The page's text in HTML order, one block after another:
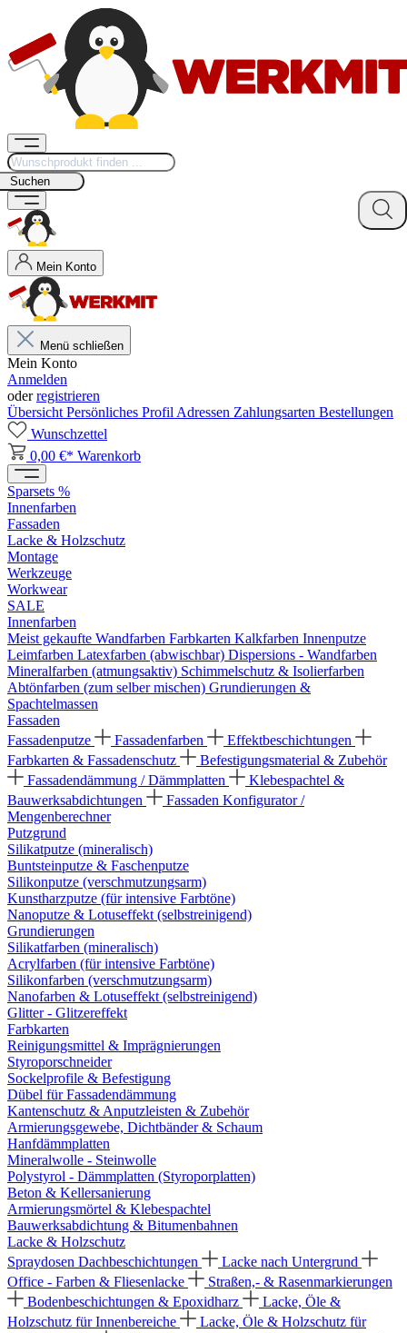
Suchen
Mein Konto
Menü schließen
Mein Konto
Anmelden
oderregistrieren
Übersicht Persönliches Profil Adressen Zahlungsarten Bestellungen
Wunschzettel
0,00 €* Warenkorb
Sparsets %
Innenfarben
Fassaden
Lacke & Holzschutz
Montage
Werkzeuge
Workwear
SALE
Innenfarben
Meist gekaufte Wandfarben Farbkarten Kalkfarben Innenputze
Leimfarben Latexfarben (abwischbar) Dispersions - Wandfarben
Mineralfarben (atmungsaktiv) Schimmelschutz & Isolierfarben
Abtönfarben (zum selber mischen) Grundierungen &
Spachtelmassen
Fassaden
Fassadenputze
Fassadenfarben
Effektbeschichtungen
Farbkarten & Fassadenschutz
Befestigungsmaterial & Zubehör
Fassadendämmung / Dämmplatten
Klebespachtel &
Bauwerksabdichtungen
Fassaden Konfigurator /
Mengenberechner
Putzgrund
Silikatputze (mineralisch)
Buntsteinputze & Faschenputze
Silikonputze (verschmutzungsarm)
Kunstharzputze (für intensive Farbtöne)
Nanoputze & Lotuseffekt (selbstreinigend)
Grundierungen
Silikatfarben (mineralisch)
Acrylfarben (für intensive Farbtöne)
Silikonfarben (verschmutzungsarm)
Nanofarben & Lotuseffekt (selbstreinigend)
Glitter - Glitzereffekt
Farbkarten
Reinigungsmittel & Imprägnierungen
Styroporschneider
Sockelprofile & Befestigung
Dübel für Fassadendämmung
Kantenschutz & Anputzleisten & Zubehör
Armierungsgewebe, Dichtbänder & Schaum
Hanfdämmplatten
Mineralwolle - Steinwolle
Polystyrol - Dämmplatten (Styroporplatten)
Beton & Kellersanierung
Armierungsmörtel & Klebespachtel
Bauwerksabdichtung & Bitumenbahnen
Lacke & Holzschutz
Spraydosen Dachbeschichtungen
Lacke nach Untergrund
Office - Farben & Fliesenlacke
Straßen,- & Rasenmarkierungen
Bodenbeschichtungen & Epoxidharz
Lacke, Öle &
Holzschutz für Innenbereiche
Lacke, Öle & Holzschutz für